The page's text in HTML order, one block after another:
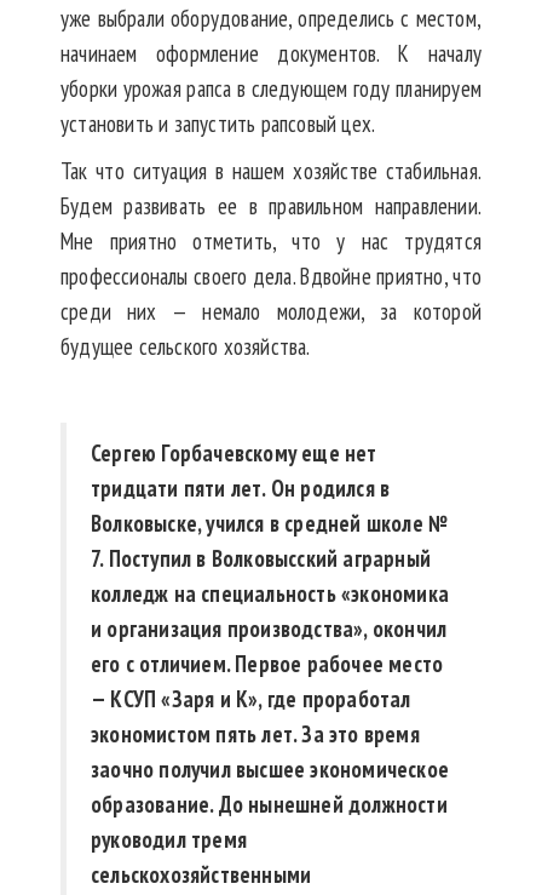
уже выбрали оборудование, определись с местом,
начинаем оформление документов. К началу
уборки урожая рапса в следующем году планируем
установить и запустить рапсовый цех.
Так что ситуация в нашем хозяйстве стабильная.
Будем развивать ее в правильном направлении.
Мне приятно отметить, что у нас трудятся
профессионалы своего дела. Вдвойне приятно, что
среди них — немало молодежи, за которой
будущее сельского хозяйства.
Сергею Горбачевскому еще нет
тридцати пяти лет. Он родился в
Волковыске, учился в средней школе №
7. Поступил в Волковысский аграрный
колледж на специальность «экономика
и организация производства», окончил
его с отличием. Первое рабочее место
— КСУП «Заря и К», где проработал
экономистом пять лет. За это время
заочно получил высшее экономическое
образование. До нынешней должности
руководил тремя
сельскохозяйственными